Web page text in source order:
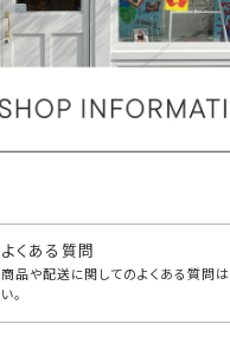
よくある質問
商品や配送に関してのよくある質問は
い。